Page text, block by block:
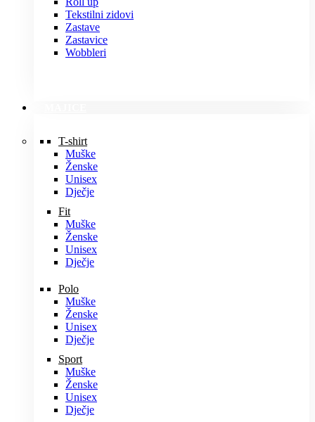
Tekstilni zidovi
Zastave
Zastavice
Wobbleri
T-shirt
Muške
Ženske
Unisex
Dječje
Fit
Muške
Ženske
Unisex
Dječje
Polo
Muške
Ženske
Unisex
Dječje
Sport
Muške
Ženske
Unisex
Dječje